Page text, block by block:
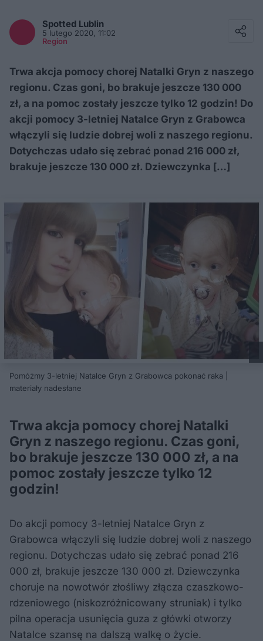
Spotted Lublin
5 lutego 2020, 11:02
Region
Trwa akcja pomocy chorej Natalki Gryn z naszego
regionu. Czas goni, bo brakuje jeszcze 130 000
zł, a na pomoc zostały jeszcze tylko 12 godzin! Do
akcji pomocy 3-letniej Natalce Gryn z Grabowca
włączyli się ludzie dobrej woli z naszego regionu.
Dotychczas udało się zebrać ponad 216 000 zł,
brakuje jeszcze 130 000 zł. Dziewczynka […]
Pomóżmy 3-letniej Natalce Gryn z Grabowca pokonać raka |
materiały nadesłane
Trwa akcja pomocy chorej Natalki
Gryn z naszego regionu. Czas goni,
bo brakuje jeszcze 130 000 zł, a na
pomoc zostały jeszcze tylko 12
godzin!
Do akcji pomocy 3-letniej Natalce Gryn z
Grabowca włączyli się ludzie dobrej woli z naszego
regionu. Dotychczas udało się zebrać ponad 216
000 zł, brakuje jeszcze 130 000 zł. Dziewczynka
choruje na nowotwór złośliwy złącza czaszkowo-
rdzeniowego (niskozróżnicowany struniak) i tylko
pilna operacja usunięcia guza z główki otworzy
Natalce szansę na dalszą walkę o życie.